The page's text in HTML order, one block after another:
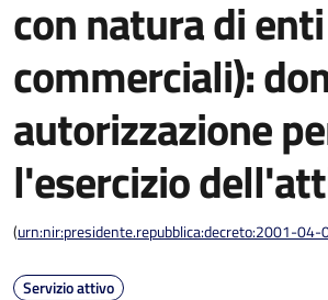
con natura di
commerciali):
autorizzazione
l'esercizio
(urn:nir:presidente.repubblica:decreto:2001-
Servizio attivo